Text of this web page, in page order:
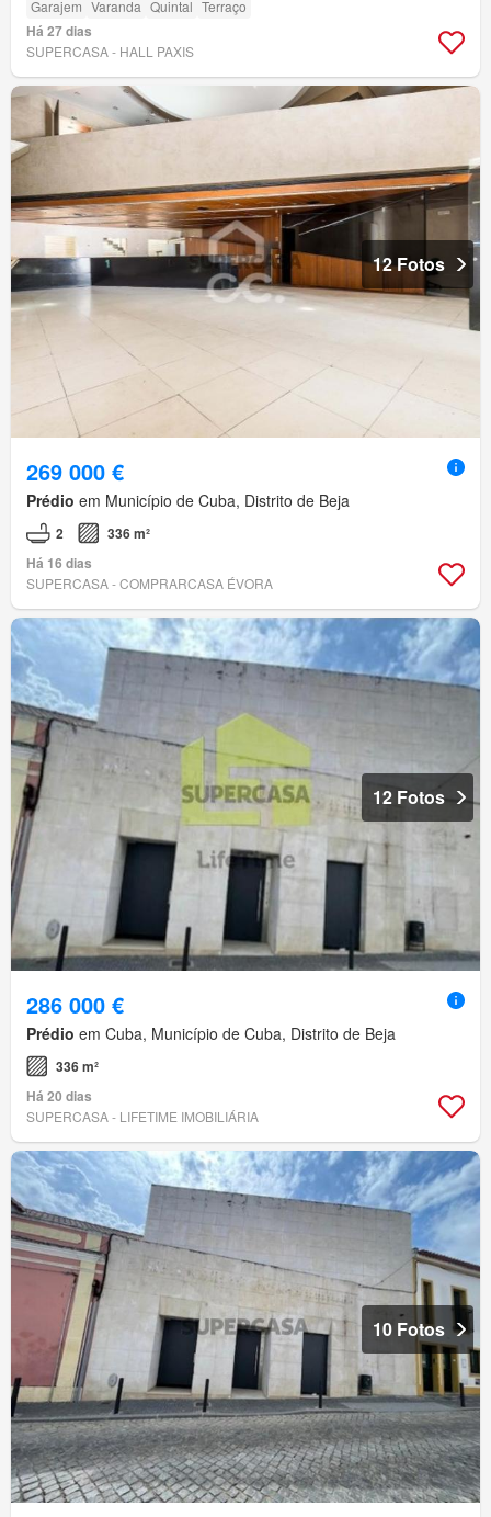
Garajem Varanda Quintal Terraço
Há 27 dias
SUPERCASA - HALL PAXIS
12 Fotos
269 000 €
Prédio em Município de Cuba, Distrito de Beja
2
336 m²
Há 16 dias
SUPERCASA - COMPRARCASA ÉVORA
12 Fotos
286 000 €
Prédio em Cuba, Município de Cuba, Distrito de Beja
336 m²
Há 20 dias
SUPERCASA - LIFETIME IMOBILIÁRIA
10 Fotos